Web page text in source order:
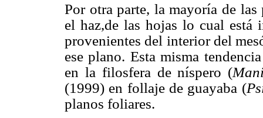
Por otra parte, la mayoría de
el haz,de las hojas lo cual está
provenientes del interior del
ese plano. Esta misma
en la filosfera de níspero (
(1999) en follaje de guayaba (
planos foliares.